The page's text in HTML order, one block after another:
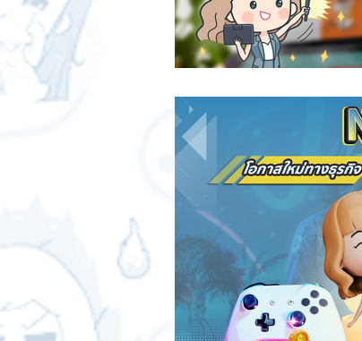
ChatStick NFT Collection